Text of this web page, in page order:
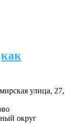
как
улица, 27,
округ